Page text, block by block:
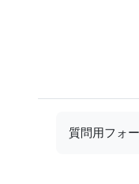
質問用フォ